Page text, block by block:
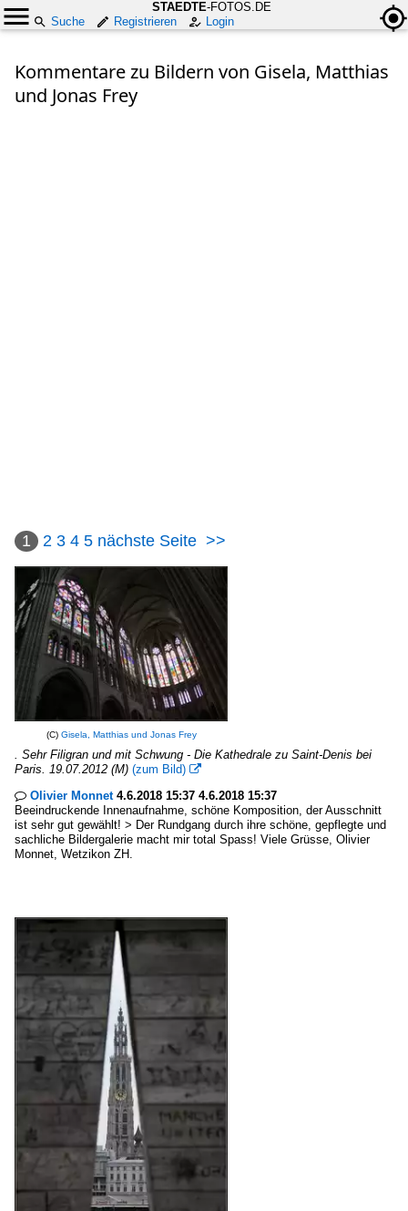
STAEDTE-FOTOS.DE
Suche
Registrieren Login
Kommentare zu Bildern von Gisela, Matthias
und Jonas Frey
1 2 3 4 5 nächste Seite >>
(C) Gisela, Matthias und Jonas Frey
. Sehr Filigran und mit Schwung - Die Kathedrale zu Saint-Denis bei
Paris. 19.07.2012 (M) (zum Bild) 
 Olivier Monnet4.6.2018 15:37 4.6.2018 15:37
Beeindruckende Innenaufnahme, schöne Komposition, der Ausschnitt
ist sehr gut gewählt! > Der Rundgang durch ihre schöne, gepflegte und
sachliche Bildergalerie macht mir total Spass! Viele Grüsse, Olivier
Monnet, Wetzikon ZH.